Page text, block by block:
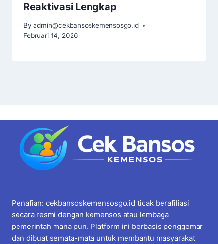
Reaktivasi Lengkap
By admin@cekbansoskemensosgo.id
Februari 14, 2026
Penafian: cekbansoskemensosgo.id tidak berafiliasi
secara resmi dengan kemensos atau lembaga
pemerintah mana pun. Platform ini berbasis penggemar
dan dibuat semata-mata untuk membantu masyarakat